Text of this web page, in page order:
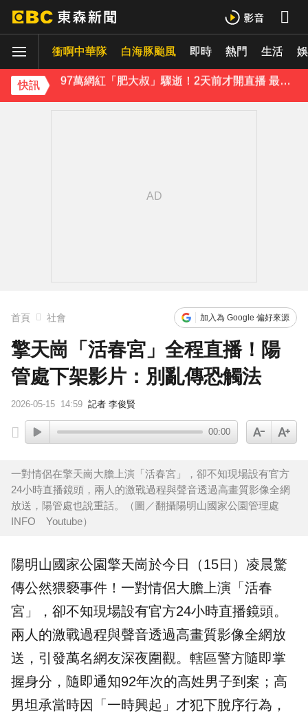
衝啊中華隊 白海豚颱風 即時 熱門 生活
快訊
97萬網紅「肥大叔」驟逝！2天前才開直播 最後身影曝光粉鼻酸
金牌員工轉投李多慧！剪輯師突暴紅狂接20業配 Joeman 認：我也會想離職
首頁 社會 加入為 Google 偏好來源
擎天崗「活春宮」全程直播！陽
管處下架影片：別亂傳恐觸法
2026-05-15 14:59 記者 李俊賢
00:00
一對情侶在擎天崗大膽上演「活春宮」，卻不知現場設有官方
24小時直播鏡頭，兩人的激戰過程與聲音透過高畫質影像全網
放送，陽管處也說重話。（圖／翻攝陽明山國家公園管理處
INFO Youtube）
陽明山國家公園擎天崗於今日（15日）凌晨驚
傳公然猥褻事件！一對情侶大膽上演「 活春
宮 」，卻不知現場設有官方24小時直播鏡頭。
兩人的激戰過程與聲音透過高畫質影像全網放
送，引發萬名網友深夜圍觀。轄區警方隨即掌
握身分，隨即通知92年次的高姓男子到案；高
男坦承當時因「一時興起」才犯下脫序行為，